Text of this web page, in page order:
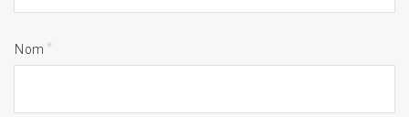
Nom *